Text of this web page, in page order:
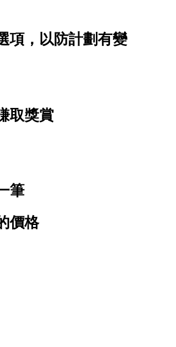
項，以防計劃有變
取獎賞
筆
價格